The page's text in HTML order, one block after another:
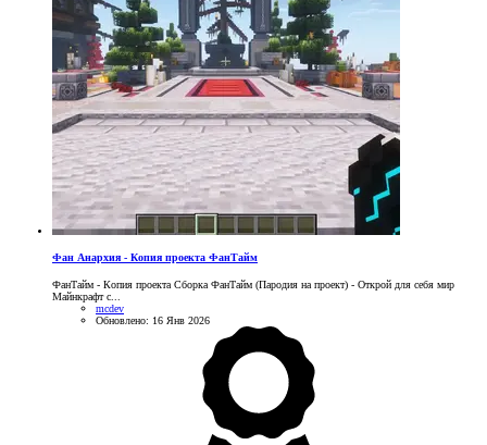
Фан Анархия - Копия проекта ФанТайм
ФанТайм - Копия проекта Сборка ФанТайм (Пародия на проект) - Открой для себя мир
Майнкрафт с...
mcdev
Обновлено: 16 Янв 2026